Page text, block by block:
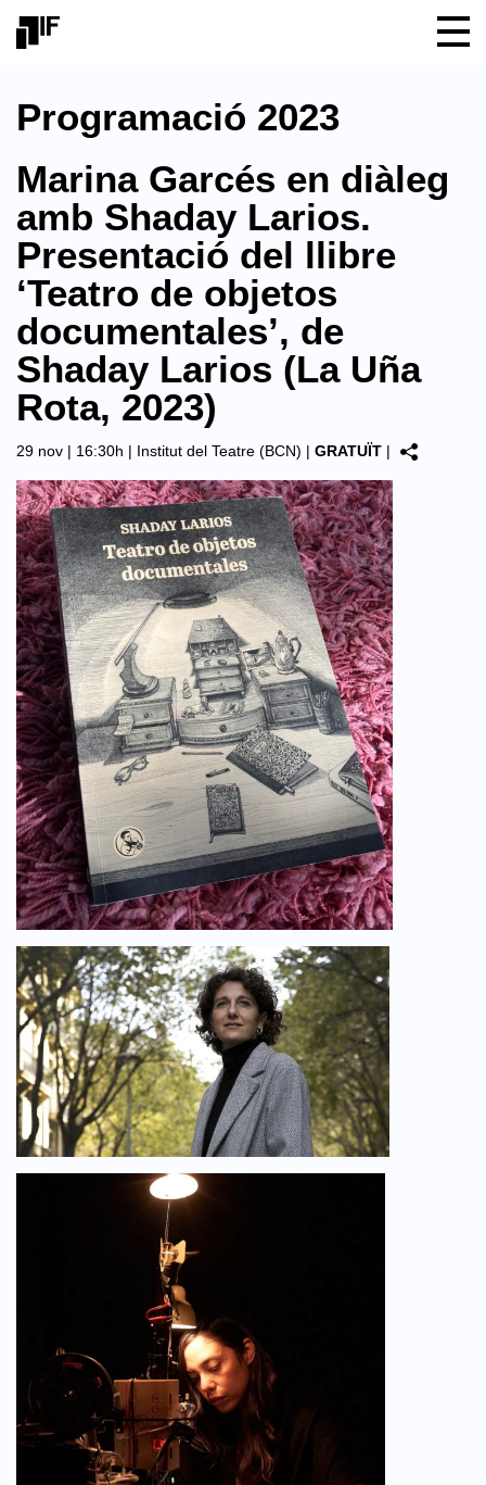
Programació 2023
Marina Garcés en diàleg
amb Shaday Larios.
Presentació del llibre
‘Teatro de objetos
documentales’, de
Shaday Larios (La Uña
Rota, 2023)
29 nov | 16:30h | Institut del Teatre (BCN) | GRATUÏT |